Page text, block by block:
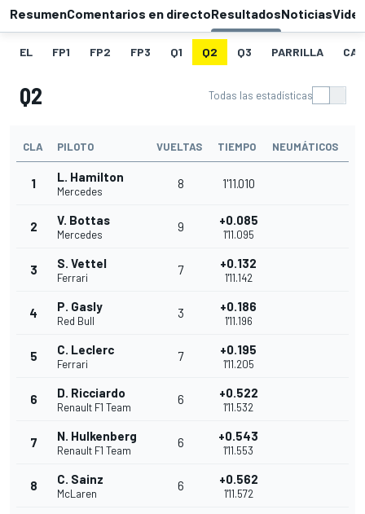
ResumenComentarios en directoResultadosNoticias
EL FP1 FP2 FP3 Q1 Q2 Q3 PARRILLA
Q2 Todas las estadísticas
CLA PILOTO VUELTAS TIEMPO NEUMÁTICOS
1 L. Hamilton
Mercedes
8 1'11.010
2 V. Bottas
Mercedes
9 +0.085
1'11.095
3 S. Vettel
Ferrari
7 +0.132
1'11.142
4 P. Gasly
Red Bull
3 +0.186
1'11.196
5 C. Leclerc
Ferrari
7 +0.195
1'11.205
6 D. Ricciardo
Renault F1 Team
6 +0.522
1'11.532
7 N. Hulkenberg
Renault F1 Team
6 +0.543
1'11.553
8 C. Sainz
McLaren
6 +0.562
1'11.572